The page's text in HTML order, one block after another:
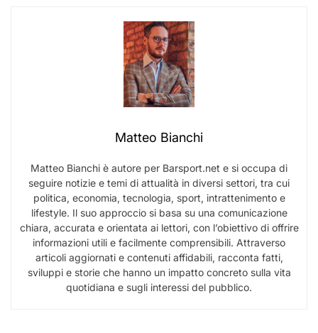
Matteo Bianchi
Matteo Bianchi è autore per Barsport.net e si occupa di
seguire notizie e temi di attualità in diversi settori, tra cui
politica, economia, tecnologia, sport, intrattenimento e
lifestyle. Il suo approccio si basa su una comunicazione
chiara, accurata e orientata ai lettori, con l’obiettivo di offrire
informazioni utili e facilmente comprensibili. Attraverso
articoli aggiornati e contenuti affidabili, racconta fatti,
sviluppi e storie che hanno un impatto concreto sulla vita
quotidiana e sugli interessi del pubblico.